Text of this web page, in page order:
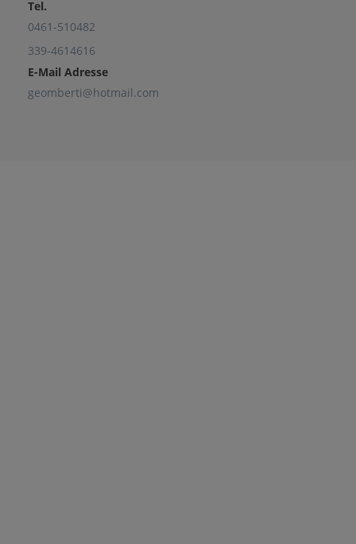
Tel.
0461-510482
339-4614616
E-Mail Adresse
geomberti@hotmail.com